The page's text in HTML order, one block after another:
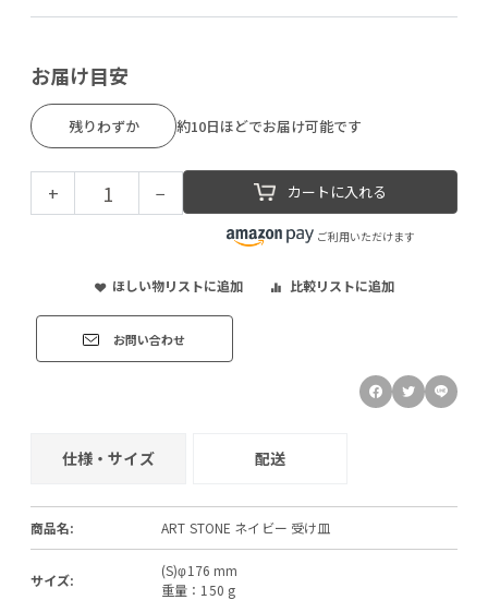
お届け目安
残りわずか 約10日ほどでお届け可能です
+ − カートに入れる
ご利用いただけます
ほしい物リストに追加 比較リストに追加
お問い合わせ
仕様・サイズ 配送
商品名: ART STONE ネイビー 受け皿
サイズ:
(S)φ176 mm
重量：150 g